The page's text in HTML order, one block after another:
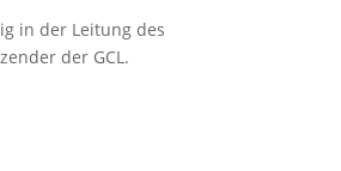
in der Leitung des
der GCL.